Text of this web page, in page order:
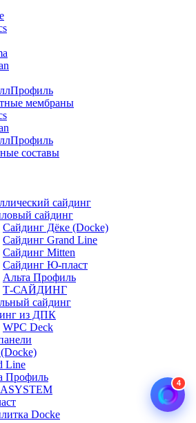
мембраны
составы
сайдинг
сайдинг
Сайдинг Дёке (Docke)
Сайдинг Grand Line
Сайдинг Mitten
Сайдинг Ю-пласт
Альта Профиль
Т-САЙДИНГ
сайдинг
из ДПК
WPC Deck
Line
Профиль
Docke
4